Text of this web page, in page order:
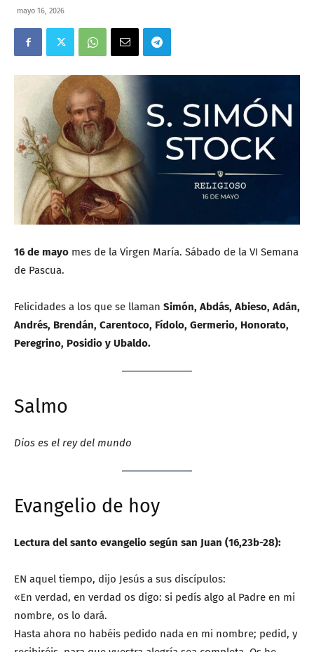
mayo 16, 2026
16 de mayo mes de la Virgen María. Sábado de la VI Semana
de Pascua.
Felicidades a los que se llaman Simón, Abdás, Abieso, Adán,
Andrés, Brendán, Carentoco, Fídolo, Germerio, Honorato,
Peregrino, Posidio y Ubaldo.
Salmo
Dios es el rey del mundo
Evangelio de hoy
Lectura del santo evangelio según san Juan (16,23b-28):
EN aquel tiempo, dijo Jesús a sus discípulos:
«En verdad, en verdad os digo: si pedís algo al Padre en mi
nombre, os lo dará.
Hasta ahora no habéis pedido nada en mi nombre; pedid, y